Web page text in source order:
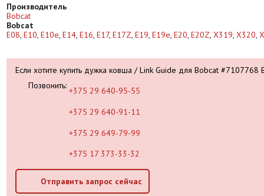
Производитель
Bobcat
Bobcat
E08, E10, E10e, E14, E16, E17, E17Z, E19, E19e, E20, E20Z, X319, X320,
Если хотите купить дужка ковша / Link Guide для Bobcat #7107768
Позвонить:
+375 29 640-95-55
+375 29 640-91-11
+375 29 649-79-99
+375 17 373-33-32
Отправить запрос сейчас